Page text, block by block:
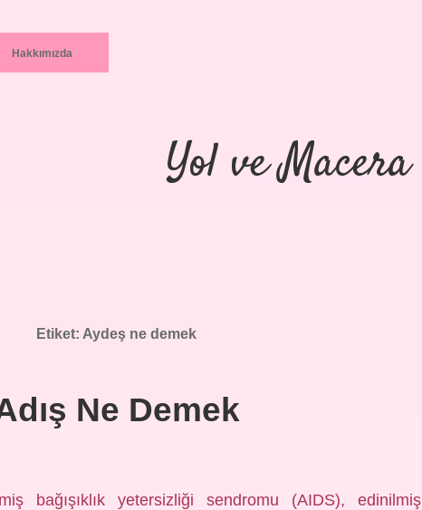
Hakkımızda
Yol ve Macera
Etiket: Aydeş ne demek
Ne Demek
bağışıklık yetersizliği sendromu (AIDS), edinilmiş